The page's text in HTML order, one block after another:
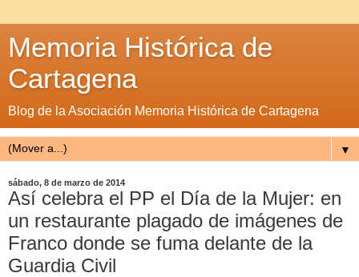
Memoria Histórica de
Cartagena
Blog de la Asociación Memoria Histórica de Cartagena
▼
sábado, 8 de marzo de 2014
Así celebra el PP el Día de la Mujer: en
un restaurante plagado de imágenes de
Franco donde se fuma delante de la
Guardia Civil